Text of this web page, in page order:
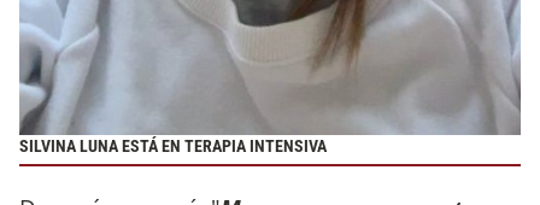
SILVINA LUNA ESTÁ EN TERAPIA INTENSIVA